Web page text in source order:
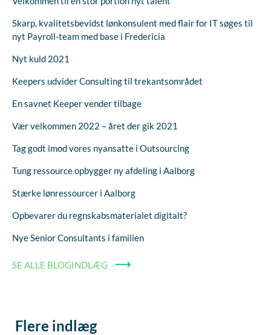
Skarp, kvalitetsbevidst lønkonsulent med flair for IT søges til
nyt Payroll-team med base i Fredericia
Nyt kuld 2021
Keepers udvider Consulting til trekantsområdet
En savnet Keeper vender tilbage
Vær velkommen 2022 – året der gik 2021
Tag godt imod vores nyansatte i Outsourcing
Tung ressource opbygger ny afdeling i Aalborg
Stærke lønressourcer i Aalborg
Opbevarer du regnskabsmaterialet digitalt?
Nye Senior Consultants i familien
SE ALLE BLOGINDLÆG
Flere indlæg